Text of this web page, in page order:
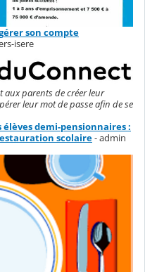
son compte
isere
aux parents de créer leur
leur mot de passe afin de se
demi-pensionnaires :
scolaire- admin